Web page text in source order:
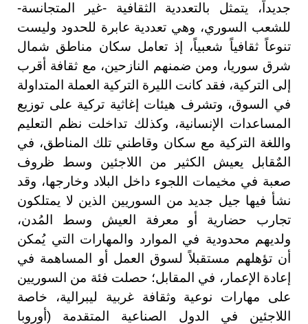
جديداً، يتمثل بالتعددية الثقافية -غير المتجانسة-
للشعب السوري، وهي تعددية عابرة للحدود وليست
تنوعاً ثقافياً شعبياً، إذ تعامل سكان مناطق شمال
شرق سوريا، ومن ضمنهم النازحين، مع ثقافة أقرب
إلى التركية، فقد كانت الليرة التركية العملة المتداولة
في السوق، وتشرف هيئات إغاثية تركية على توزيع
المساعدات الإنسانية، وكذلك تداخلت نظم التعليم
واللغة التركية مع سكان وقاطني تلك المناطق، في
المٌقابل يعيش الكثير من اللاجئين وسط ظروف
صعبة في مخيمات اللجوء داخل البلاد وخارجها، وقد
نشأ فيها جيل جديد من السوريين الذين لا يمتلكون
تجارب حضارية أو معرفة العيش وسط المُدن،
ولديهم محدودية في الموارد والمهارات التي يُمكن
أن تؤهلهم مستقبلاً لسوق العمل أو المساهمة في
إعادة الإعمار، في المقابل؛ حصلت فئة من السوريين
على مهارات نوعية وثقافة غربية ليبرالية، خاصة
اللاجئين في الدول الصناعية المتقدمة (أوروبا